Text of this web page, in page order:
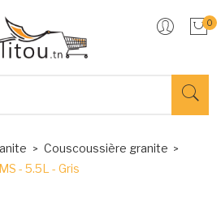
0
Couscoussière granite
- 5.5L - Gris